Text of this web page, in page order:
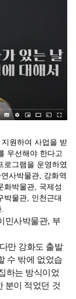
원하여 사업을 받
우선해야 한다고
로그램을 운영하였
사박물관, 강화역
화박물관, 국제성
박물관, 인천근대
민사박물관, 부
만 강화도 출발
수 밖에 없었습
하는 방식이었
분이 적었던 것